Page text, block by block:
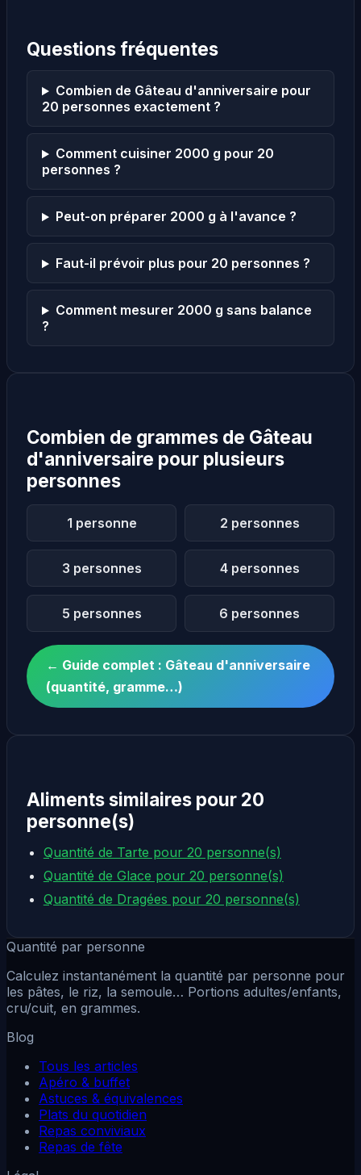
Questions fréquentes
Combien de Gâteau d'anniversaire pour
20 personnes exactement ?
Comment cuisiner 2000 g pour 20
personnes ?
Peut-on préparer 2000 g à l'avance ?
Faut-il prévoir plus pour 20 personnes ?
Comment mesurer 2000 g sans balance
?
Combien de grammes de Gâteau
d'anniversaire pour plusieurs
personnes
1 personne 2 personnes
3 personnes 4 personnes
5 personnes 6 personnes
← Guide complet : Gâteau d'anniversaire
(quantité, gramme…)
Aliments similaires pour 20
personne(s)
Quantité de Tarte pour 20 personne(s)
Quantité de Glace pour 20 personne(s)
Quantité de Dragées pour 20 personne(s)
Quantité par personne
Calculez instantanément la quantité par personne pour
les pâtes, le riz, la semoule… Portions adultes/enfants,
cru/cuit, en grammes.
Blog
Tous les articles
Apéro & buffet
Astuces & équivalences
Plats du quotidien
Repas conviviaux
Repas de fête